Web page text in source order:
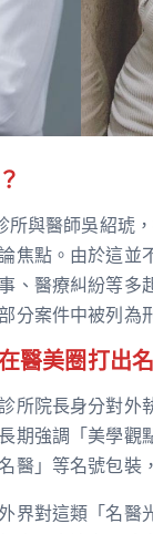
與醫師吳紹琥
焦點。由於這
、醫療糾紛等
分案件中被列為
醫美圈打出
所院長身分對
期強調「美學
醫」等名號包裝
界對這類「名